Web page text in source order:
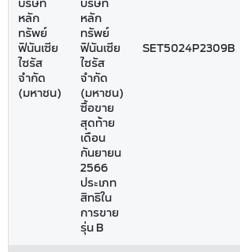
หลัก
ทรัพย์
ฟินันเซีย
ไซรัส
จำกัด
(มหาชน)
หลัก
ทรัพย์
ฟินันเซีย
ไซรัส
จำกัด
(มหาชน)
ซื้อขาย
สุดท้าย
เดือน
กันยายน
2566
ประเภท
สิทธิใน
การขาย
รุ่น B
SET5024P2309B